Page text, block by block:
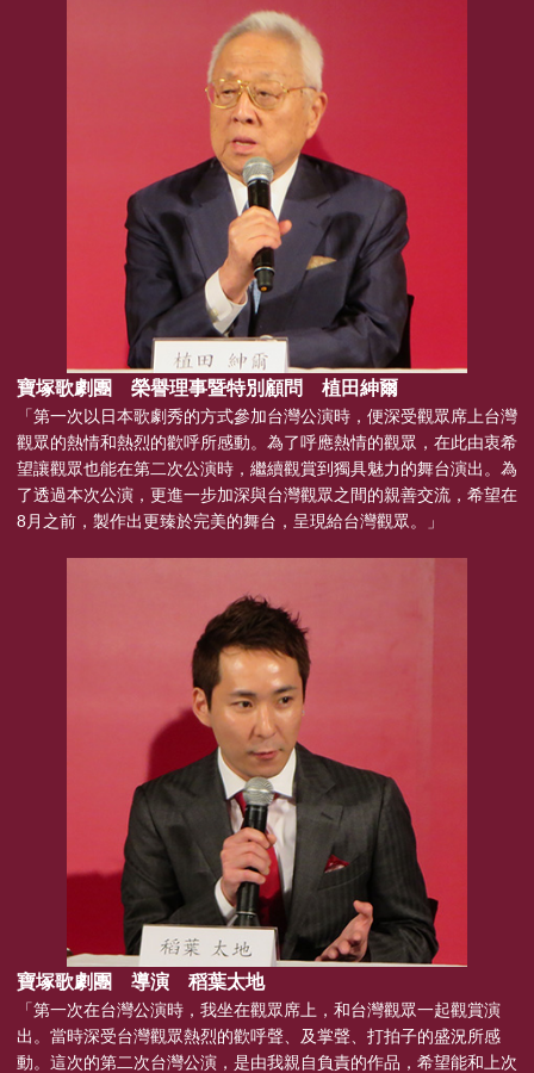
寶塚歌劇團 榮譽理事暨特別顧問 植田紳爾
「第一次以日本歌劇秀的方式參加台灣公演時，便深受觀眾席上台灣
觀眾的熱情和熱烈的歡呼所感動。為了呼應熱情的觀眾，在此由衷希
望讓觀眾也能在第二次公演時，繼續觀賞到獨具魅力的舞台演出。為
了透過本次公演，更進一步加深與台灣觀眾之間的親善交流，希望在
8月之前，製作出更臻於完美的舞台，呈現給台灣觀眾。」
寶塚歌劇團 導演 稻葉太地
「第一次在台灣公演時，我坐在觀眾席上，和台灣觀眾一起觀賞演
出。當時深受台灣觀眾熱烈的歡呼聲、及掌聲、打拍子的盛況所感
動。這次的第二次台灣公演，是由我親自負責的作品，希望能和上次